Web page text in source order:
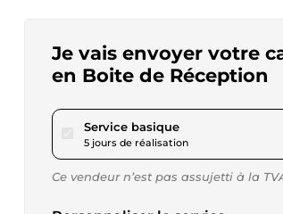
Je vais envoyer votre
en Boite de Réception
Service basiquepour 225,38 $US
5 jours de réalisation
Ce vendeur n’est pas assujetti à la